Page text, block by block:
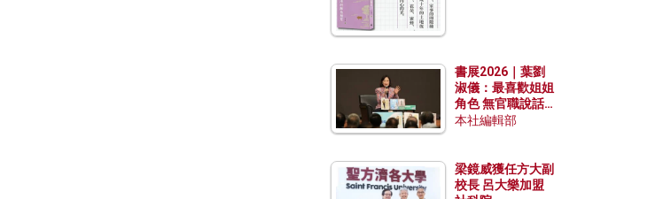
書展2026｜葉劉
淑儀：最喜歡姐姐
角色 無官職說話
包袱少
本社編輯部
梁鏡威獲任方大副
校長 呂大樂加盟